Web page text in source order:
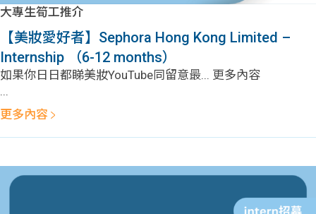
大專生筍工推介
【美妝愛好者】Sephora Hong Kong Limited –
Internship （6-12 months）
如果你日日都睇美妝YouTube同留意最... 更多內容
...
更多內容